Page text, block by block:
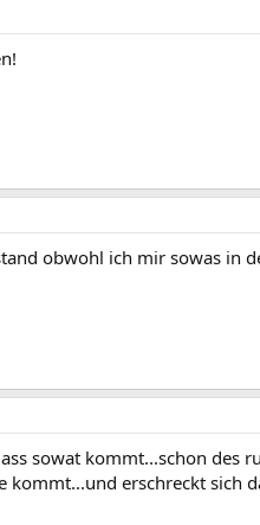
obwohl ich mir sowas in
sowat kommt...schon des
kommt...und erschreckt